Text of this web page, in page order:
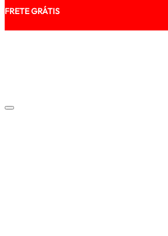
FRETE GRÁTIS